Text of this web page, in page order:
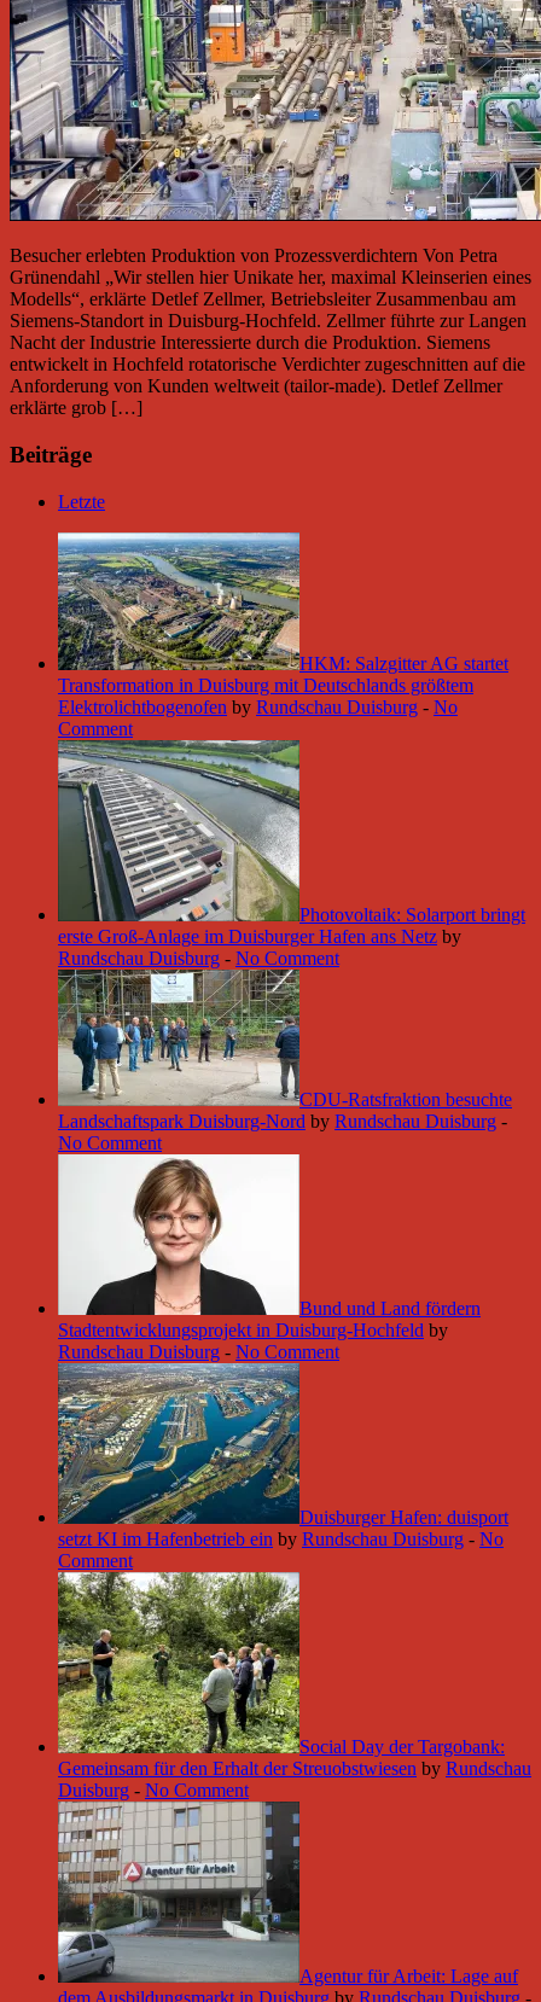
Besucher erlebten Produktion von Prozessverdichtern Von Petra
Grünendahl „Wir stellen hier Unikate her, maximal Kleinserien eines
Modells“, erklärte Detlef Zellmer, Betriebsleiter Zusammenbau am
Siemens-Standort in Duisburg-Hochfeld. Zellmer führte zur Langen
Nacht der Industrie Interessierte durch die Produktion. Siemens
entwickelt in Hochfeld rotatorische Verdichter zugeschnitten auf die
Anforderung von Kunden weltweit (tailor-made). Detlef Zellmer
erklärte grob […]
Beiträge
Letzte
HKM: Salzgitter AG startet
Transformation in Duisburg mit Deutschlands größtem
Elektrolichtbogenofen by Rundschau Duisburg - No
Comment
Photovoltaik: Solarport bringt
erste Groß-Anlage im Duisburger Hafen ans Netz by
Rundschau Duisburg - No Comment
CDU-Ratsfraktion besuchte
Landschaftspark Duisburg-Nord by Rundschau Duisburg -
No Comment
Bund und Land fördern
Stadtentwicklungsprojekt in Duisburg-Hochfeld by
Rundschau Duisburg - No Comment
Duisburger Hafen: duisport
setzt KI im Hafenbetrieb ein by Rundschau Duisburg - No
Comment
Social Day der Targobank:
Gemeinsam für den Erhalt der Streuobstwiesen by Rundschau
Duisburg - No Comment
Agentur für Arbeit: Lage auf
dem Ausbildungsmarkt in Duisburg by Rundschau Duisburg -